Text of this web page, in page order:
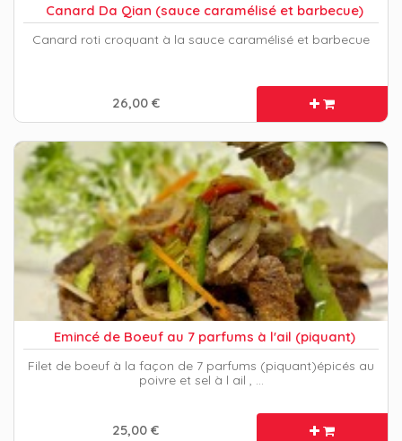
Canard Da Qian (sauce caramélisé et barbecue)
Canard roti croquant à la sauce caramélisé et barbecue
26,00 €
Emincé de Boeuf au 7 parfums à l'ail (piquant)
Filet de boeuf à la façon de 7 parfums (piquant)épicés au
poivre et sel à l ail , …
25,00 €